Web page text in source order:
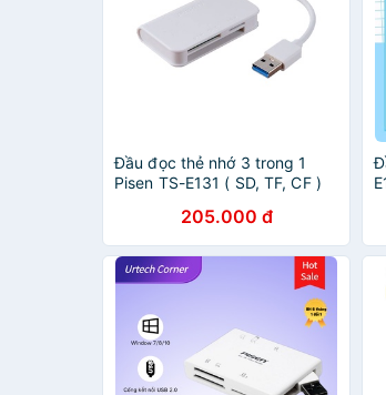
Đầu đọc thẻ nhớ 3 trong 1
Pisen TS-E131 ( SD, TF, CF )
205.000 đ